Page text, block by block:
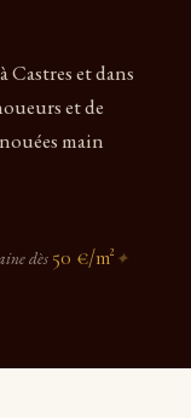
et dans
et de
main
dès 50 €/m² ✦